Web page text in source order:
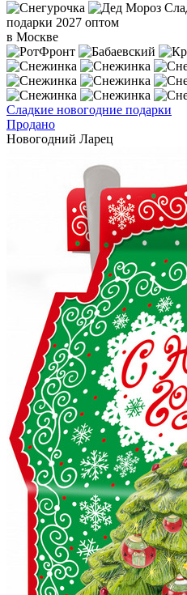
подарки 2027 оптом
в Москве
Сладкие новогодние подарки
Продано
Новогодний Ларец